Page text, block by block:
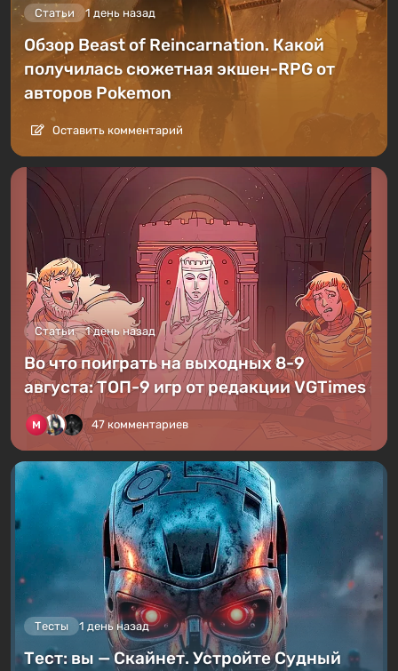
Статьи 1 день назад
Обзор Beast of Reincarnation. Какой
получилась сюжетная экшен-RPG от
авторов Pokemon
Оставить комментарий
Статьи 1 день назад
Во что поиграть на выходных 8-9
августа: ТОП-9 игр от редакции VGTimes
47 комментариев
Тесты 1 день назад
Тест: вы — Скайнет. Устройте Судный